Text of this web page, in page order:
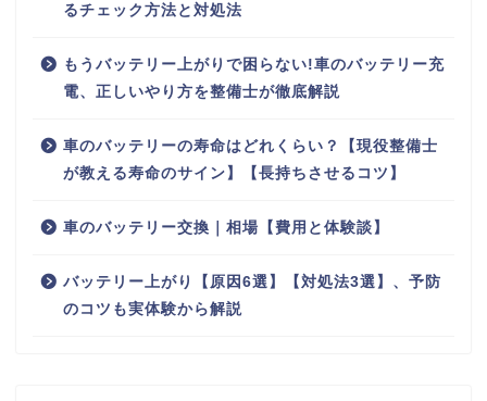
るチェック方法と対処法
もうバッテリー上がりで困らない!車のバッテリー充
電、正しいやり方を整備士が徹底解説
車のバッテリーの寿命はどれくらい？【現役整備士
が教える寿命のサイン】【長持ちさせるコツ】
車のバッテリー交換｜相場【費用と体験談】
バッテリー上がり【原因6選】【対処法3選】、予防
のコツも実体験から解説